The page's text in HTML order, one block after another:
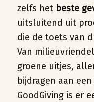
zelfs het beste
uitsluitend uit
die de toets van
Van
groene uitjes,
bijdragen aan
GoodGiving is er